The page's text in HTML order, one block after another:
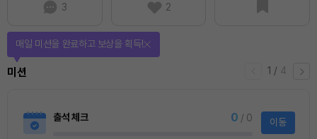
3
2
1 / 4
미션
매일 미션을 완료하고 보상을 획득!
출석 체크 0 / 0 이동